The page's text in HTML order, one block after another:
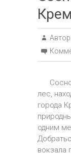
Автор:
лес,
города
одним
вокзала